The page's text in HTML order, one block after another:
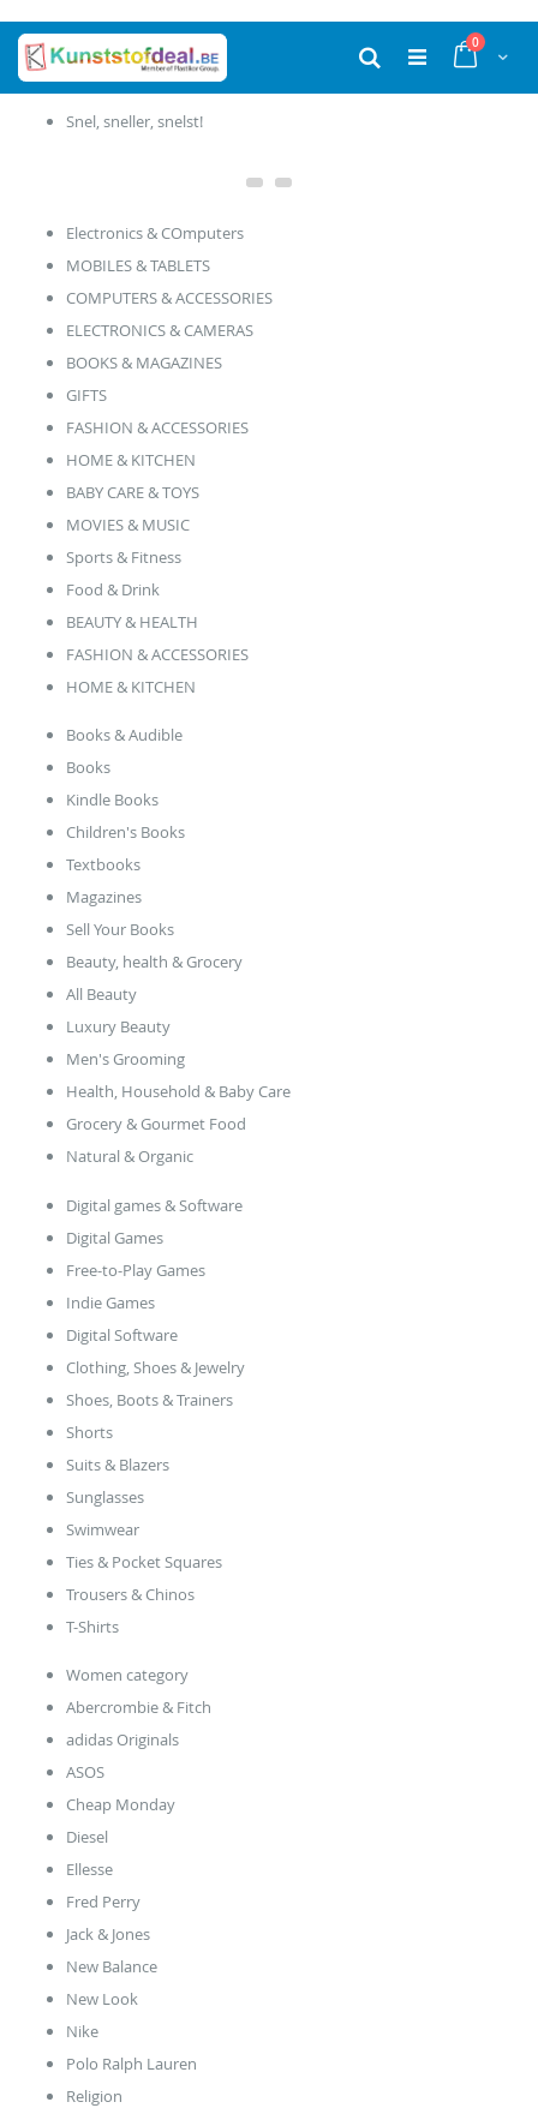
Ga
naar
inhoud
Cart
0producten
Zoek
Electronics & COmputers
MOBILES & TABLETS
COMPUTERS & ACCESSORIES
ELECTRONICS & CAMERAS
BOOKS & MAGAZINES
GIFTS
FASHION & ACCESSORIES
HOME & KITCHEN
BABY CARE & TOYS
MOVIES & MUSIC
Sports & Fitness
Food & Drink
BEAUTY & HEALTH
FASHION & ACCESSORIES
HOME & KITCHEN
Books & Audible
Books
Kindle Books
Children's Books
Textbooks
Magazines
Sell Your Books
Beauty, health & Grocery
All Beauty
Luxury Beauty
Men's Grooming
Health, Household & Baby Care
Grocery & Gourmet Food
Natural & Organic
Digital games & Software
Digital Games
Free-to-Play Games
Indie Games
Digital Software
Clothing, Shoes & Jewelry
Shoes, Boots & Trainers
Shorts
Suits & Blazers
Sunglasses
Swimwear
Ties & Pocket Squares
Trousers & Chinos
T-Shirts
Women category
Abercrombie & Fitch
adidas Originals
ASOS
Cheap Monday
Diesel
Ellesse
Fred Perry
Jack & Jones
New Balance
New Look
Nike
Polo Ralph Lauren
Religion